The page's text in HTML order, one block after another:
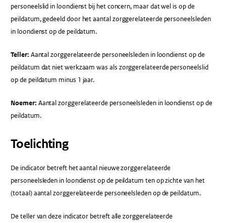
personeelslid in loondienst bij het concern, maar dat wel is op de
peildatum, gedeeld door het aantal zorggerelateerde personeelsleden
in loondienst op de peildatum.
Teller: Aantal zorggerelateerde personeelsleden in loondienst op de
peildatum dat niet werkzaam was als zorggerelateerde personeelslid
op de peildatum minus 1 jaar.
Noemer: Aantal zorggerelateerde personeelsleden in loondienst op de
peildatum.
Toelichting
De indicator betreft het aantal nieuwe zorggerelateerde
personeelsleden in loondienst op de peildatum ten op zichte van het
(totaal) aantal zorggerelateerde personeelsleden op de peildatum.
De teller van deze indicator betreft alle zorggerelateerde